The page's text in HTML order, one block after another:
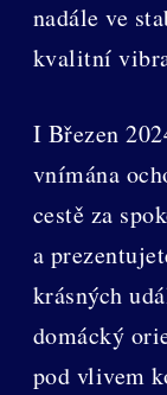
nadále ve
kvalitní
I Březen
vnímána
cestě za
a
krásných
domácký
pod vlivem